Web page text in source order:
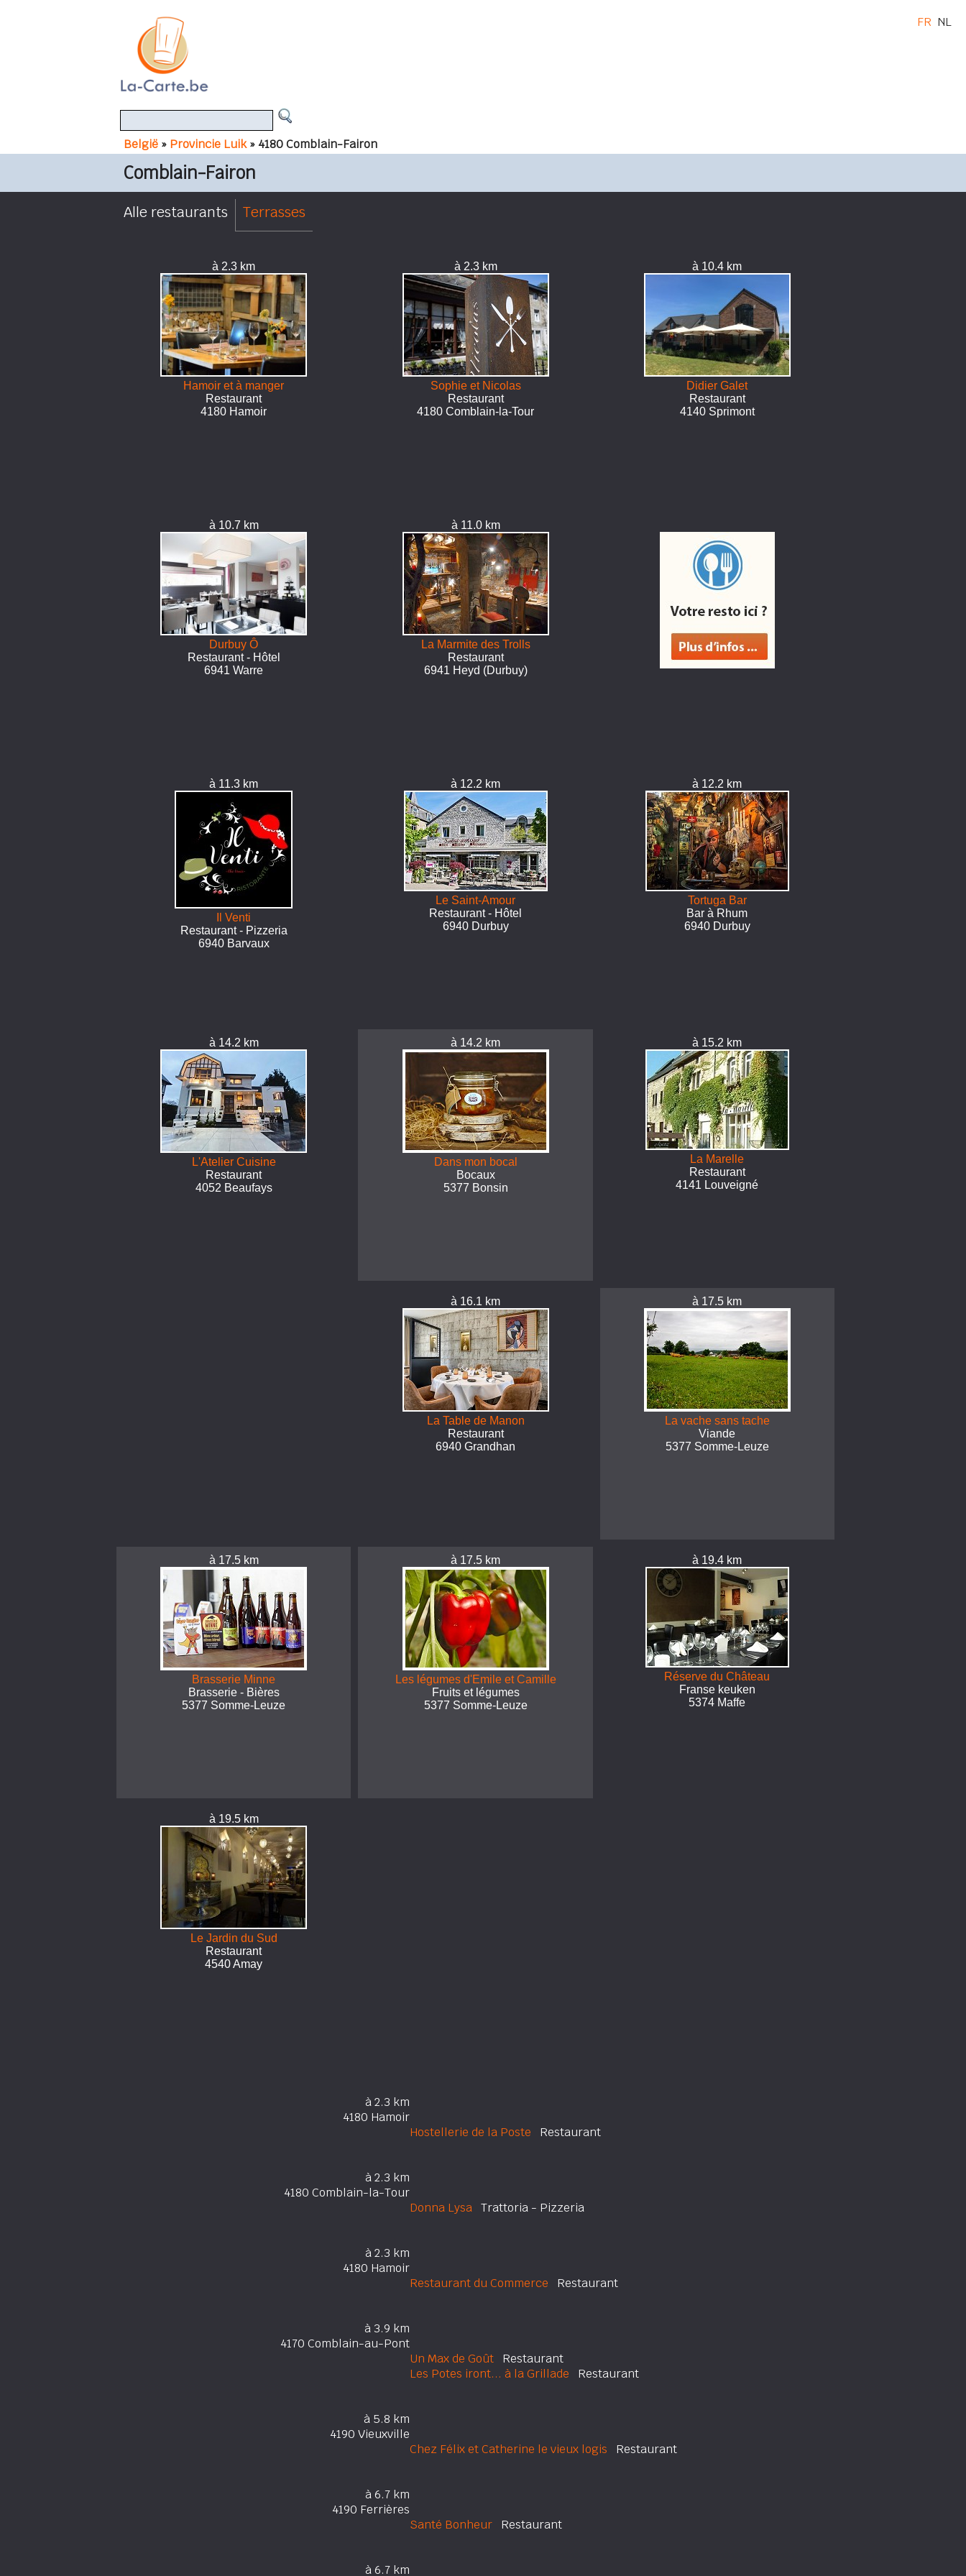
België » Provincie Luik» 4180 Comblain-Fairon
FR NL
Comblain-Fairon
Alle restaurants Terrasses
à 2.3 km
Hamoir et à manger
Restaurant
4180 Hamoir
à 2.3 km
Sophie et Nicolas
Restaurant
4180 Comblain-la-Tour
à 10.4 km
Didier Galet
Restaurant
4140 Sprimont
à 10.7 km
Durbuy Ô
Restaurant - Hôtel
6941 Warre
à 11.0 km
La Marmite des Trolls
Restaurant
6941 Heyd (Durbuy)
à 11.3 km
Il Venti
Restaurant - Pizzeria
6940 Barvaux
à 12.2 km
Le Saint-Amour
Restaurant - Hôtel
6940 Durbuy
à 12.2 km
Tortuga Bar
Bar à Rhum
6940 Durbuy
à 14.2 km
L'Atelier Cuisine
Restaurant
4052 Beaufays
à 14.2 km
Dans mon bocal
Bocaux
5377 Bonsin
à 15.2 km
La Marelle
Restaurant
4141 Louveigné
à 16.1 km
La Table de Manon
Restaurant
6940 Grandhan
à 17.5 km
La vache sans tache
Viande
5377 Somme-Leuze
à 17.5 km
Brasserie Minne
Brasserie - Bières
5377 Somme-Leuze
à 17.5 km
Les légumes d'Emile et Camille
Fruits et légumes
5377 Somme-Leuze
à 19.4 km
Réserve du Château
Franse keuken
5374 Maffe
à 19.5 km
Le Jardin du Sud
Restaurant
4540 Amay
à 2.3 km
4180 Hamoir
Hostellerie de la Poste Restaurant
à 2.3 km
4180 Comblain-la-Tour
Donna Lysa Trattoria - Pizzeria
à 2.3 km
4180 Hamoir
Restaurant du Commerce Restaurant
à 3.9 km
4170 Comblain-au-Pont
Un Max de Goût Restaurant
Les Potes iront... à la Grillade Restaurant
à 5.8 km
4190 Vieuxville
Chez Félix et Catherine le vieux logis Restaurant
à 6.7 km
4190 Ferrières
Santé Bonheur Restaurant
à 6.7 km